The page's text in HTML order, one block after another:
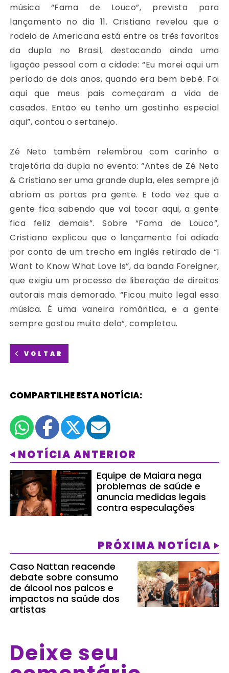
música “Fama de Louco”, prevista para
lançamento no dia 11. Cristiano revelou que o
rodeio de Americana está entre os três favoritos
da dupla no Brasil, destacando ainda uma
ligação pessoal com a cidade: “Eu morei aqui um
período de dois anos, quando era bem bebê. Foi
aqui que meus pais começaram a vida de
casados. Então eu tenho um gostinho especial
aqui”, contou o sertanejo.
Zé Neto também relembrou com carinho a
trajetória da dupla no evento: “Antes de Zé Neto
& Cristiano ser uma grande dupla, eles sempre já
abriam as portas pra gente. E toda vez que a
gente fica sabendo que vai tocar aqui, a gente
fica feliz demais”. Sobre “Fama de Louco”,
Cristiano explicou que o lançamento foi adiado
por conta de um trecho em inglês retirado de “I
Want to Know What Love Is”, da banda Foreigner,
que exigiu um processo de liberação de direitos
autorais mais demorado. “Ficou muito legal essa
música. É uma vaneira romântica, e a gente
sempre gostou muito dela”, completou.
VOLTAR
COMPARTILHE ESTA NOTÍCIA:
NOTÍCIA ANTERIOR
Equipe de Maiara nega
problemas de saúde e
anuncia medidas legais
contra especulações
PRÓXIMA NOTÍCIA
Caso Nattan reacende
debate sobre consumo
de álcool nos palcos e
impactos na saúde dos
artistas
Deixe seu